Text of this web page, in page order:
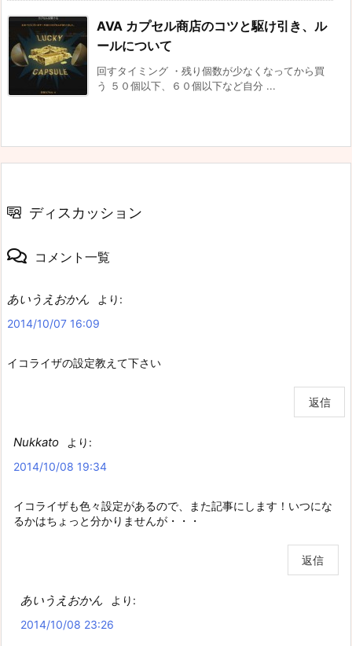
AVA カプセル商店のコツと駆け引き、ル
ールについて
回すタイミング ・残り個数が少なくなってから買
う ５０個以下、６０個以下など自分 ...
ディスカッション
コメント一覧
あいうえおかん
より:
2014/10/07 16:09
イコライザの設定教えて下さい
返信
Nukkato
より:
2014/10/08 19:34
イコライザも色々設定があるので、また記事にします！いつにな
るかはちょっと分かりませんが・・・
返信
あいうえおかん
より:
2014/10/08 23:26